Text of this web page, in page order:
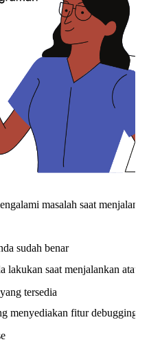
masalah saat
sudah benar
lakukan saat menjalankan atau
tersedia
menyediakan fitur debugging